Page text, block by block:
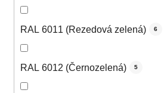
RAL 6011 (Rezedová zelená) 6
RAL 6012 (Černozelená) 5